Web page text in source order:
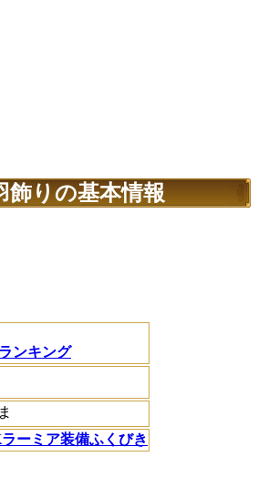
飾りの基本情報
ンキング
ーミア装備ふくびき